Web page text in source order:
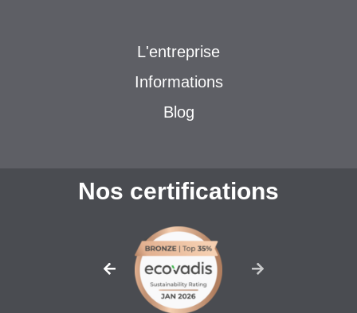
L'entreprise
Informations
Blog
Nos certifications